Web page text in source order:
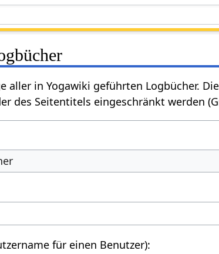
aller in Yogawiki geführten Logbücher.
des Seitentitels eingeschränkt werden
für einen Benutzer):